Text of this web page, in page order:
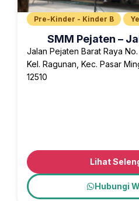
Pre-Kinder - Kinder B
SMM Pejaten –
Jalan Pejaten Barat Raya No.
Kel. Ragunan, Kec. Pasar
12510
Lihat
Hubungi